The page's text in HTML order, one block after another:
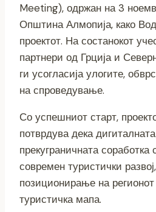
Meeting), одржан на 3
Општина Алмопија, како
проектот. На состанокот
партнери од Грција и
ги усогласија улогите,
на спроведување.
Со успешниот старт,
потврдува дека
прекуграничната соработка
современ туристички
позиционирање на
туристичка мапа.